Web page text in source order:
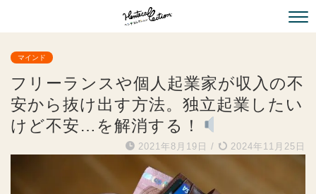
マインド
フリーランスや個人起業家が収入の不
安から抜け出す方法。独立起業したい
けど不安…を解消する！
2021年8月19日 / 2024年11月25日